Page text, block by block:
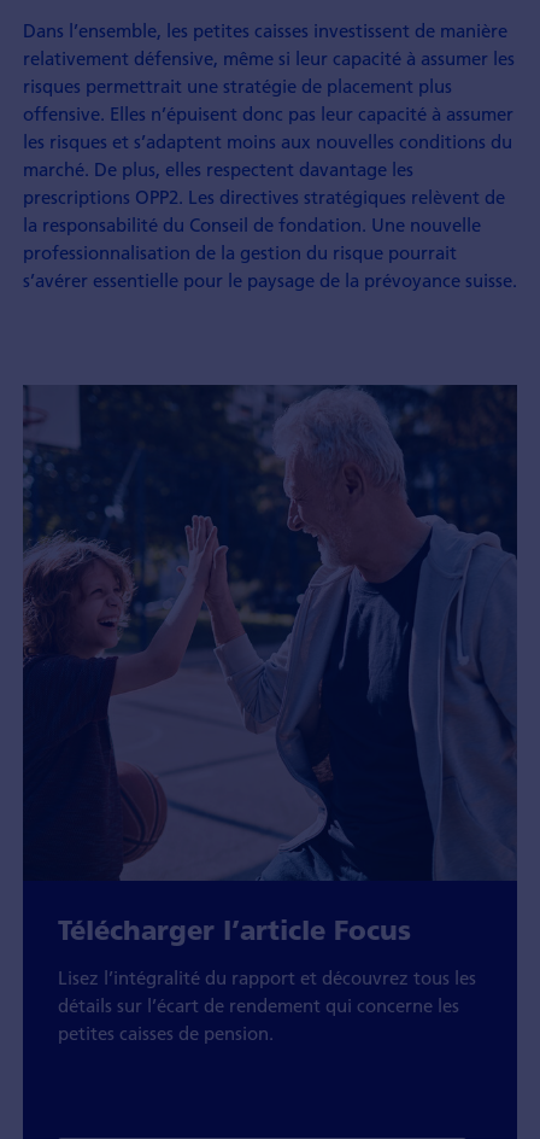
Dans l’ensemble, les petites caisses investissent de manière
relativement défensive, même si leur capacité à assumer les
risques permettrait une stratégie de placement plus
offensive. Elles n’épuisent donc pas leur capacité à assumer
les risques et s’adaptent moins aux nouvelles conditions du
marché. De plus, elles respectent davantage les
prescriptions OPP2. Les directives stratégiques relèvent de
la responsabilité du Conseil de fondation. Une nouvelle
professionnalisation de la gestion du risque pourrait
s’avérer essentielle pour le paysage de la prévoyance suisse.
Télécharger l’article Focus
Lisez l’intégralité du rapport et découvrez tous les
détails sur l’écart de rendement qui concerne les
petites caisses de pension.